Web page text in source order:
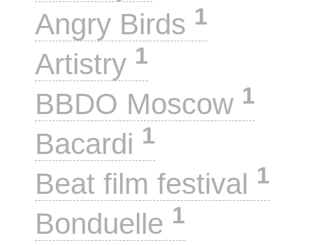
Angry Birds 1
Artistry 1
BBDO Moscow 1
Bacardi 1
Beat film festival 1
Bonduelle 1